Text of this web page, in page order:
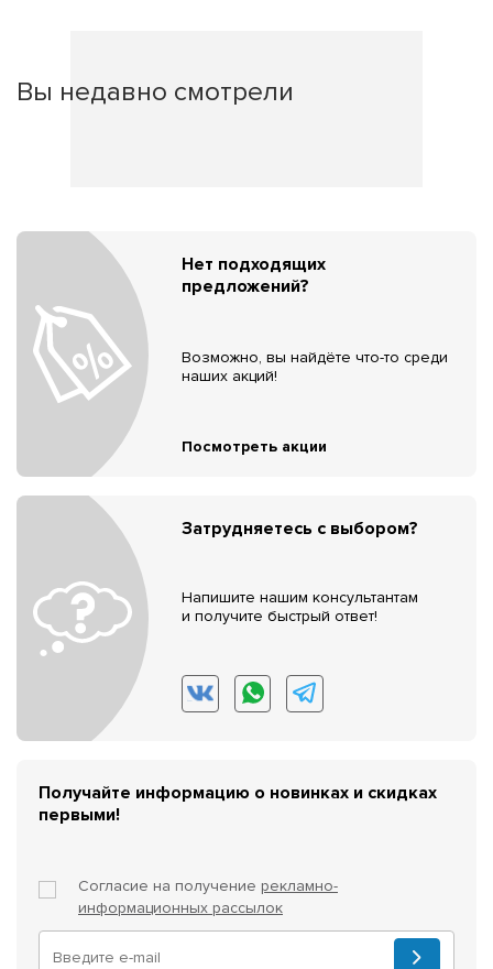
Вы недавно смотрели
Нет подходящих
предложений?
Возможно, вы найдёте что-то среди
наших акций!
Посмотреть акции
Затрудняетесь с выбором?
Напишите нашим консультантам
и получите быстрый ответ!
Получайте информацию о новинках и скидках
первыми!
Согласие на получение рекламно-
информационных рассылок